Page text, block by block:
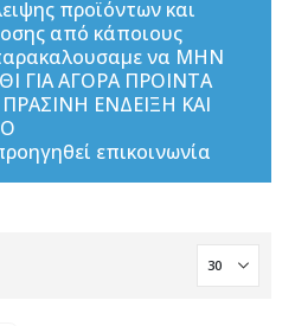
προϊόντων και
από κάποιους
να ΜΗΝ
ΓΙΑ ΑΓΟΡΑ ΠΡΟΙΝΤΑ
ΕΝΔΕΙΞΗ ΚΑΙ
επικοινωνία